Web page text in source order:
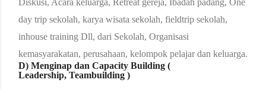
day trip sekolah, karya wisata sekolah, fieldtrip sekolah,
inhouse training Dll, dari Sekolah, Organisasi
kemasyarakatan, perusahaan, kelompok pelajar dan keluarga.
D) Menginap dan Capacity Building (
Leadership, Teambuilding )